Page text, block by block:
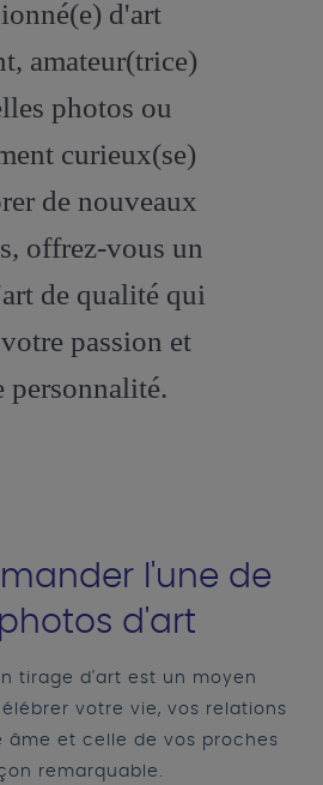
d'art
amateur(trice)
photos ou
curieux(se)
de nouveaux
offrez-vous un
de qualité qui
passion et
personnalité.
l'une de
d'art
tirage d'art est un moyen
votre vie, vos relations
âme et celle de vos proches
remarquable.